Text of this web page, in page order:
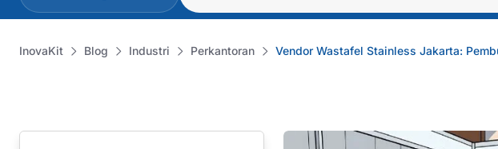
InovaKit Blog Industri Perkantoran Vendor Wastafel Stainless Jakarta: